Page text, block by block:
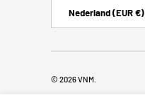
Nederland (EUR €)
© 2026VNM